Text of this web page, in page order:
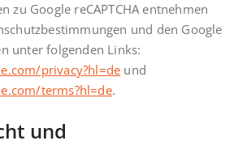
zu Google reCAPTCHA entnehmen
und den Google
unter folgenden Links:
privacy?hl=de und
terms?hl=de.
und